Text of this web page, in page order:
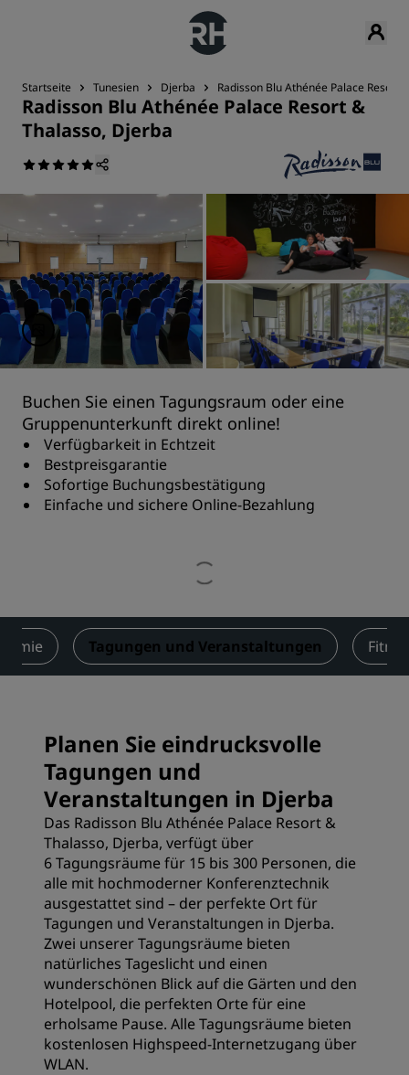
Startseite Tunesien Djerba Radisson Blu Athénée Palace Resort
Radisson Blu Athénée Palace Resort &
Thalasso, Djerba
Buchen Sie einen Tagungsraum oder eine
Gruppenunterkunft direkt online!
Verfügbarkeit in Echtzeit
Bestpreisgarantie
Sofortige Buchungsbestätigung
Einfache und sichere Online-Bezahlung
Tagungen und Veranstaltungen
Planen Sie eindrucksvolle
Tagungen und
Veranstaltungen in Djerba
Das Radisson Blu Athénée Palace Resort &
Thalasso, Djerba, verfügt über
6 Tagungsräume für 15 bis 300 Personen, die
alle mit hochmoderner Konferenztechnik
ausgestattet sind – der perfekte Ort für
Tagungen und Veranstaltungen in Djerba.
Zwei unserer Tagungsräume bieten
natürliches Tageslicht und einen
wunderschönen Blick auf die Gärten und den
Hotelpool, die perfekten Orte für eine
erholsame Pause. Alle Tagungsräume bieten
kostenlosen Highspeed-Internetzugang über
WLAN.